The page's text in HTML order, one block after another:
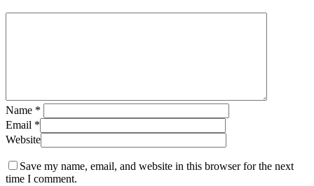
Name *
Email *
Website
Save my name, email, and website in this browser for the next
time I comment.